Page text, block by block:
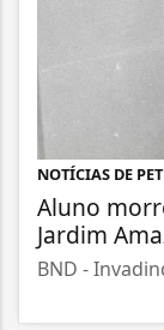
NOTÍCIAS DE
Aluno
Jardim
BND -